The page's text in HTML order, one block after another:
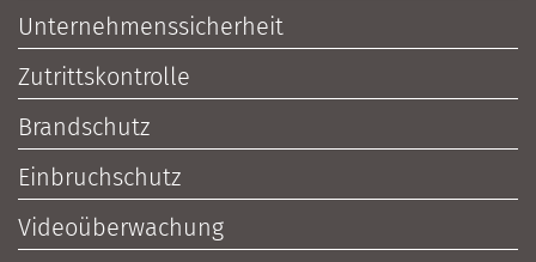
Unternehmenssicherheit
Zutrittskontrolle
Brandschutz
Einbruchschutz
Videoüberwachung